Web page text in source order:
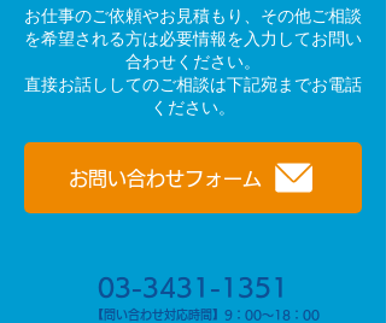
お仕事のご依頼やお見積もり、その他ご相談
を希望される方は必要情報を入力してお問い
合わせください。
直接お話ししてのご相談は下記宛までお電話
ください。
お問い合わせフォーム
​03-3431-1351​​
​【問い合わせ対応時間】9：00～18：00